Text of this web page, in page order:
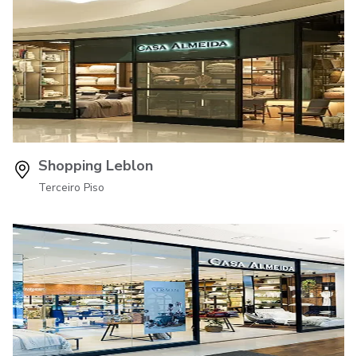
Shopping Leblon
Terceiro Piso